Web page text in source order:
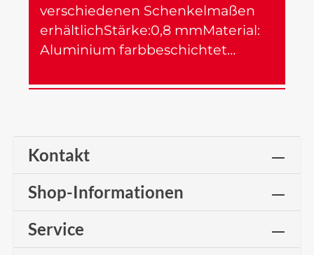
verschiedenen Schenkelmaßen
erhältlichStärke:0,8 mmMaterial:
Aluminium farbbeschichtet…
Kontakt
Shop-Informationen
Service